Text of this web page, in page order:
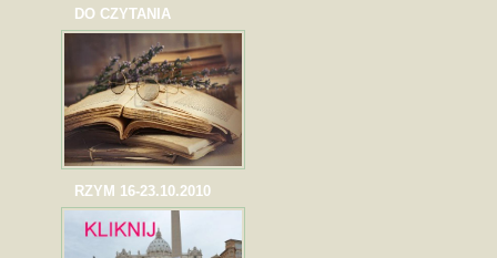
DO CZYTANIA
RZYM 16-23.10.2010